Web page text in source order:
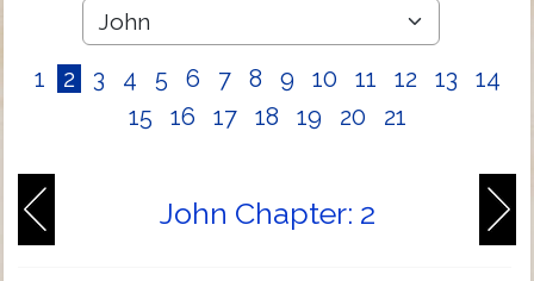
1 2 3 4 5 6 7 8 9 10 11 12 13
14
15
16 17 18 19 20 21
John Chapter: 2